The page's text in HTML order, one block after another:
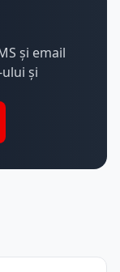
și email
și